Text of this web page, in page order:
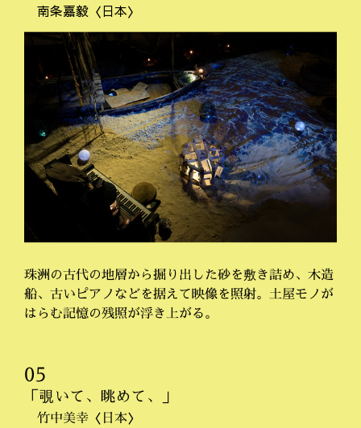
南条嘉毅〈日本〉
珠洲の古代の地層から掘り出した砂を敷き詰め、木造
船、古いピアノなどを据えて映像を照射。土屋モノが
はらむ記憶の残照が浮き上がる。
05
「覗いて、眺めて、」
竹中美幸〈日本〉